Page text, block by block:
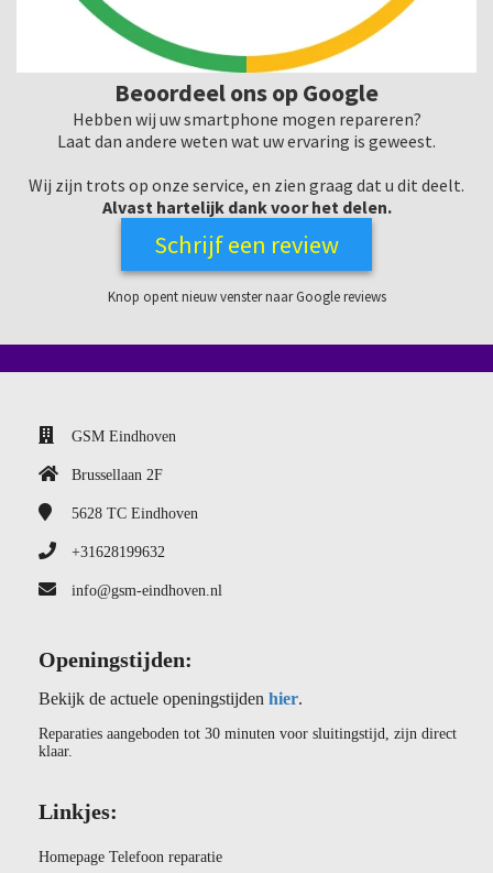
Beoordeel ons op Google
Hebben wij uw smartphone mogen repareren?
Laat dan andere weten wat uw ervaring is geweest.
Wij zijn trots op onze service, en zien graag dat u dit deelt.
Alvast hartelijk dank voor het delen.
Schrijf een review
Knop opent nieuw venster naar Google reviews
GSM Eindhoven
Brussellaan 2F
5628 TC Eindhoven
+31628199632
info@gsm-eindhoven.nl
Openingstijden:
Bekijk de actuele openingstijden hier.
Reparaties aangeboden tot 30 minuten voor sluitingstijd, zijn direct
klaar.
Linkjes:
Homepage Telefoon reparatie